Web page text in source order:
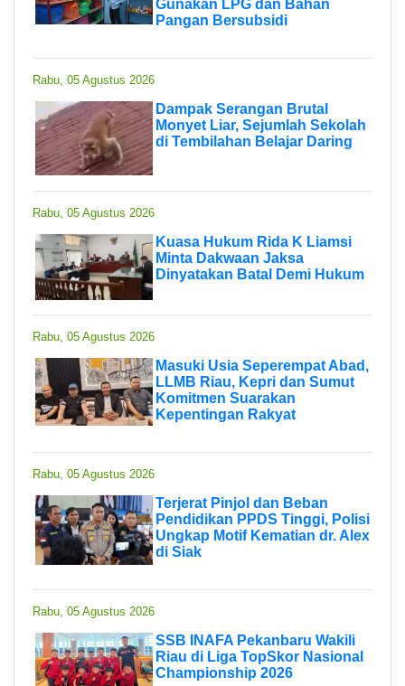
Gunakan LPG dan Bahan
Pangan Bersubsidi
Rabu, 05 Agustus 2026
Dampak Serangan Brutal
Monyet Liar, Sejumlah Sekolah
di Tembilahan Belajar Daring
Rabu, 05 Agustus 2026
Kuasa Hukum Rida K Liamsi
Minta Dakwaan Jaksa
Dinyatakan Batal Demi Hukum
Rabu, 05 Agustus 2026
Masuki Usia Seperempat Abad,
LLMB Riau, Kepri dan Sumut
Komitmen Suarakan
Kepentingan Rakyat
Rabu, 05 Agustus 2026
Terjerat Pinjol dan Beban
Pendidikan PPDS Tinggi, Polisi
Ungkap Motif Kematian dr. Alex
di Siak
Rabu, 05 Agustus 2026
SSB INAFA Pekanbaru Wakili
Riau di Liga TopSkor Nasional
Championship 2026